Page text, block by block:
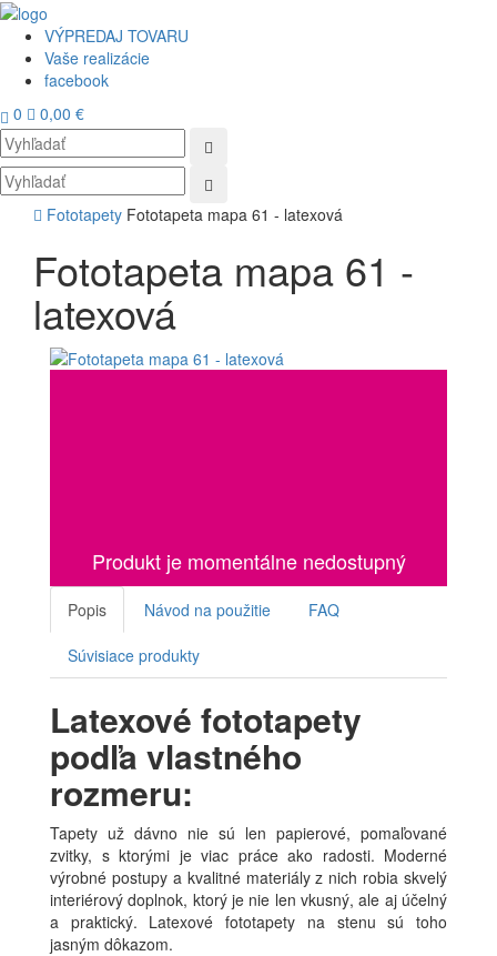
VÝPREDAJ TOVARU
Vaše realizácie
facebook
0 0,00 €
Fototapety Fototapeta mapa 61 - latexová
Fototapeta mapa 61 -
latexová
Produkt je momentálne nedostupný
Popis Návod na použitie FAQ
Súvisiace produkty
Latexové fototapety
podľa vlastného
rozmeru:
Tapety už dávno nie sú len papierové, pomaľované
zvitky, s ktorými je viac práce ako radosti. Moderné
výrobné postupy a kvalitné materiály z nich robia skvelý
interiérový doplnok, ktorý je nie len vkusný, ale aj účelný
a praktický. Latexové fototapety na stenu sú toho
jasným dôkazom.